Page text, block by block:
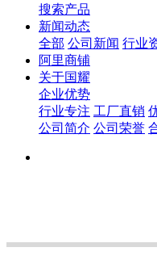
搜索产品
新闻动态
全部 公司新闻 行业
阿里商铺
关于国耀
企业优势
行业专注 工厂直销
公司简介 公司荣誉